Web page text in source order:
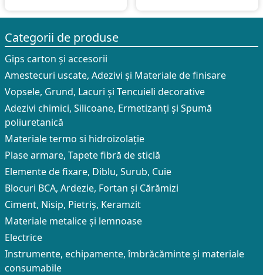
Categorii de produse
Gips carton și accesorii
Amestecuri uscate, Adezivi şi Materiale de finisare
Vopsele, Grund, Lacuri și Tencuieli decorative
Adezivi chimici, Silicoane, Ermetizanți și Spumă
poliuretanică
Materiale termo si hidroizolație
Plase armare, Tapete fibră de sticlă
Elemente de fixare, Diblu, Surub, Cuie
Blocuri BCA, Ardezie, Fortan și Cărămizi
Ciment, Nisip, Pietriș, Keramzit
Materiale metalice și lemnoase
Electrice
Instrumente, echipamente, îmbrăcăminte și materiale
consumabile